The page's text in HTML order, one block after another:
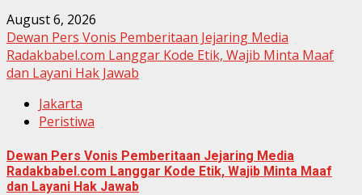
August 6, 2026
Dewan Pers Vonis Pemberitaan Jejaring Media
Radakbabel.com Langgar Kode Etik, Wajib Minta Maaf
dan Layani Hak Jawab
Jakarta
Peristiwa
Dewan Pers Vonis Pemberitaan Jejaring Media
Radakbabel.com Langgar Kode Etik, Wajib Minta Maaf
dan Layani Hak Jawab